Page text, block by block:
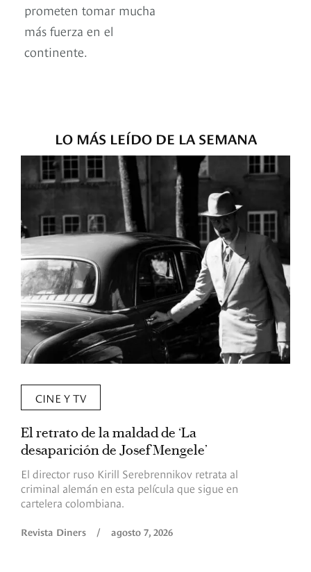
prometen tomar mucha
más fuerza en el
continente.
LO MÁS LEÍDO DE LA SEMANA
CINE Y TV
El retrato de la maldad de ‘La
desaparición de Josef Mengele’
El director ruso Kirill Serebrennikov retrata al
criminal alemán en esta película que sigue en
cartelera colombiana.
Revista Diners / agosto 7, 2026